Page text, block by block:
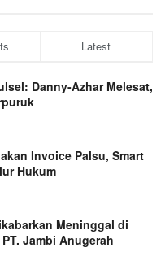
Latest
Danny-Azhar Melesat,
Invoice Palsu, Smart
Hukum
Meninggal di
Jambi Anugerah